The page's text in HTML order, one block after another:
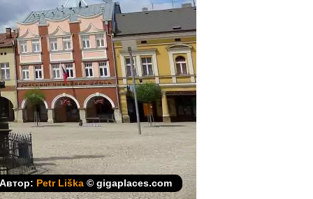
Автор: Petr Liška © gigaplaces.com